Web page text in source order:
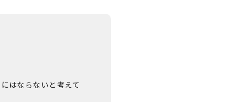
はならないと考えて